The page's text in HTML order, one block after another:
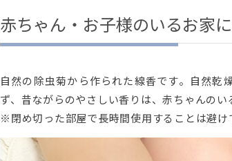
赤ちゃん・お子様のいるお家
自然の除虫菊から作られた線香です。自然乾
ず、昔ながらのやさしい香りは、赤ちゃんの
※閉め切った部屋で長時間使用することは避け